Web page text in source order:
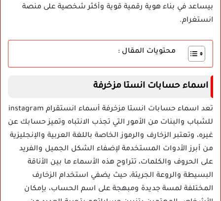
بيساعد في بناء هوية رقمية قوية وأكثر شخصية على منصة
انستغرام.
محتويات المقال :
اسماء حسابات انستا مزخرفة
تعد اسماء حسابات انستا مزخرفة أسماء انستقرام instagram
للشباب والبنات من الأمور التي تجذب الانتباه وتميز حسابك عن
غيره، وتعتبر الزخارف والرموز الخاصة باللغة العربية والإنجليزية
من أبرز الأدوات المستخدمة لإضفاء الشكل الجميل والفريد
على الحروف والكلمات، تتراوح هذه الأسماء ما بين الأناقة
البسيطة والروعة الجريئة، حيث يضفي استخدام الزخارف
المختلفة لمسة جديدة ومبهجة على اسم الحساب، بإمكان